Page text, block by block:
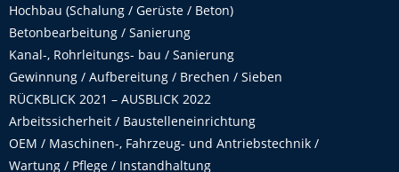
Hochbau (Schalung / Gerüste / Beton)
Betonbearbeitung / Sanierung
Kanal-, Rohrleitungs- bau / Sanierung
Gewinnung / Aufbereitung / Brechen / Sieben
RÜCKBLICK 2021 – AUSBLICK 2022
Arbeitssicherheit / Baustelleneinrichtung
OEM / Maschinen-, Fahrzeug- und Antriebstechnik /
Wartung / Pflege / Instandhaltung